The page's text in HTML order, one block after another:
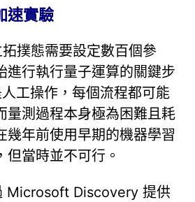
速實驗
撲態需要設定數百個參
進行執行量子運算的關鍵步
工操作，每個流程都可能
量測過程本身極為困難且耗
幾年前使用早期的機器學習
但當時並不可行。
Microsoft Discovery 提供